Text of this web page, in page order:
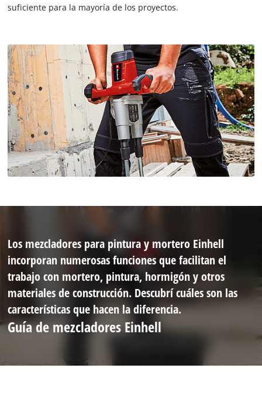
suficiente para la mayoría de los proyectos.
Los mezcladores para pintura y mortero Einhell
incorporan numerosas funciones que facilitan el
trabajo con mortero, pintura, hormigón y otros
materiales de construcción. Descubrí cuáles son las
características que hacen la diferencia.
Guía de mezcladores Einhell